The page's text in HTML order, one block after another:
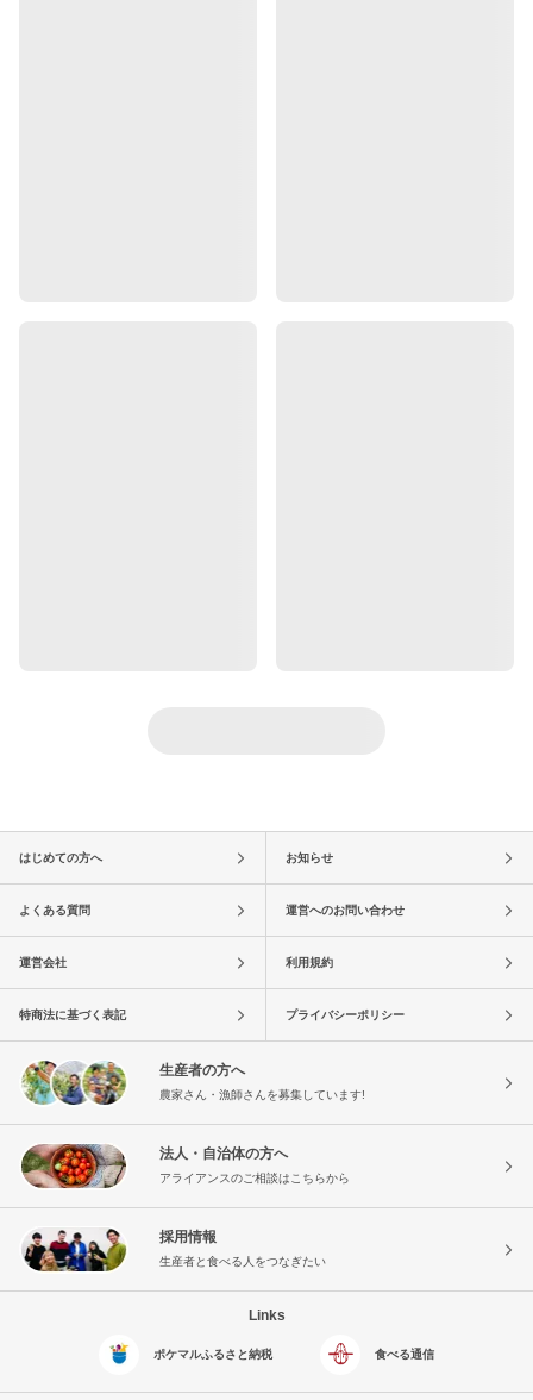
はじめての方へ お知らせ
よくある質問 運営へのお問い合わせ
運営会社 利用規約
特商法に基づく表記 プライバシーポリシー
生産者の方へ
農家さん・漁師さんを募集しています!
法人・自治体の方へ
アライアンスのご相談はこちらから
採用情報
生産者と食べる人をつなぎたい
Links
ポケマルふるさと納税 食べる通信